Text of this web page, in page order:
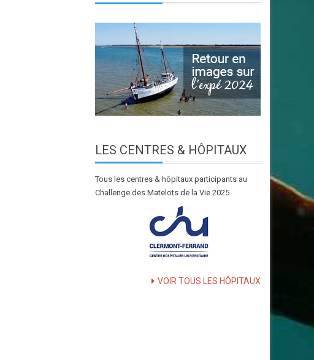
LES CENTRES & HÔPITAUX
Tous les centres & hôpitaux participants au
Challenge des Matelots de la Vie 2025
VOIR TOUS LES HÔPITAUX